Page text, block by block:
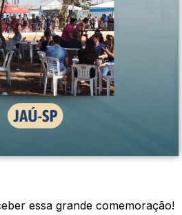
essa grande comemoração!